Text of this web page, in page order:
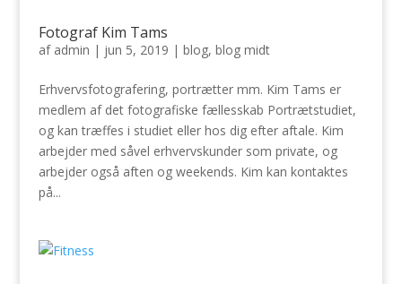
Fotograf Kim Tams
af admin | jun 5, 2019 | blog, blog midt
Erhvervsfotografering, portrætter mm. Kim Tams er
medlem af det fotografiske fællesskab Portrætstudiet,
og kan træffes i studiet eller hos dig efter aftale. Kim
arbejder med såvel erhvervskunder som private, og
arbejder også aften og weekends. Kim kan kontaktes
på...